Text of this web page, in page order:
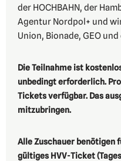
der HOCHBAHN, der
Agentur Nordpol+ und
Union, Bionade, GEO
Die Teilnahme ist
unbedingt erforderlich.
Tickets verfügbar. Das
mitzubringen.
Alle Zuschauer benötigen
gültiges HVV-Ticket